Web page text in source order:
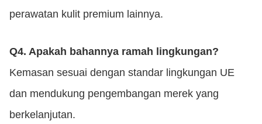
perawatan kulit premium lainnya.
Q4. Apakah bahannya ramah lingkungan?
Kemasan sesuai dengan standar lingkungan UE
dan mendukung pengembangan merek yang
berkelanjutan.